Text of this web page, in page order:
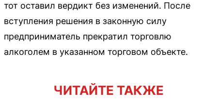
тот оставил вердикт без изменений. После
вступления решения в законную силу
предприниматель прекратил торговлю
алкоголем в указанном торговом объекте.
ЧИТАЙТЕ ТАКЖЕ